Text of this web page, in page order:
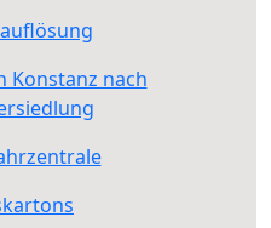
Konstanz nach